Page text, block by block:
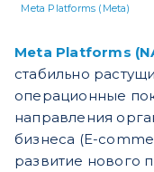
Meta Platforms (Meta)
Meta Platforms
стабильно
операционные
направления
бизнеса (E-
развитие нового